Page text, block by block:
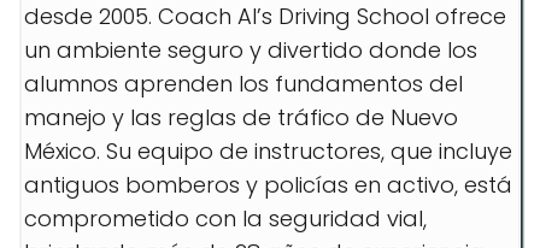
desde 2005. Coach Al’s Driving School ofrece
un ambiente seguro y divertido donde los
alumnos aprenden los fundamentos del
manejo y las reglas de tráfico de Nuevo
México. Su equipo de instructores, que incluye
antiguos bomberos y policías en activo, está
comprometido con la seguridad vial,